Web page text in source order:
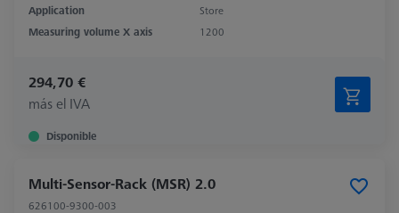
Application
Store
Measuring volume X axis
1200
294,70 €
más el IVA
Disponible
Multi-Sensor-Rack (MSR) 2.0
626100-9300-003